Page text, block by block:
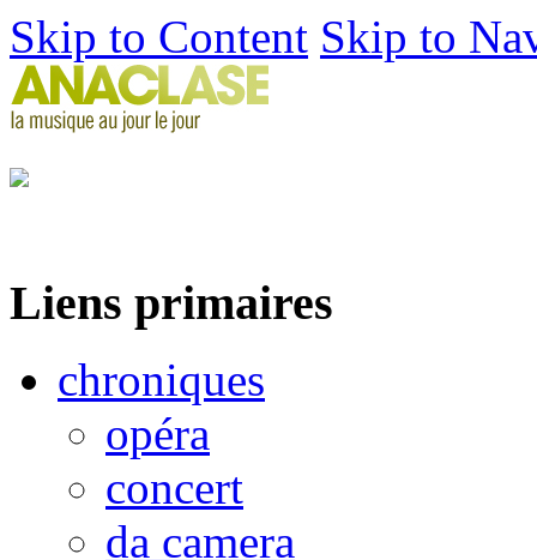
Skip to Content Skip to
Liens primaires
chroniques
opéra
concert
da camera